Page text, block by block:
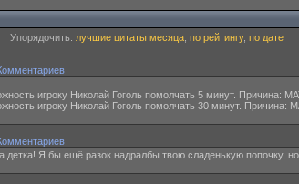
Упорядочить: лучшие цитаты месяца по рейтингу, по дате
игроку Николай Гоголь помолчать 5 минут. Причина:
игроку Николай Гоголь помолчать 30 минут. Причина:
детка! Я бы ещё разок надралбы твою сладенькую попочку,